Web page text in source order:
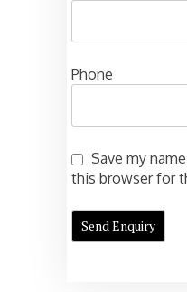
Phone
Save my
this browser for